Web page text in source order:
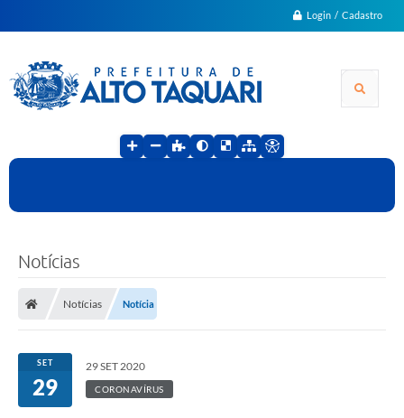
Login / Cadastro
Notícias
Notícias Notícia
SET
29
29 SET 2020
CORONAVÍRUS